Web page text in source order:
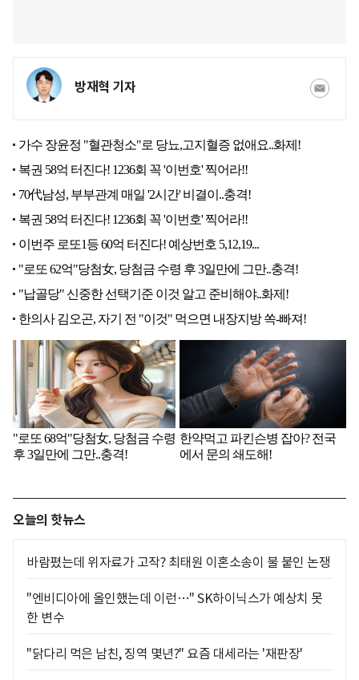
방재혁 기자
오늘의 핫뉴스
바람폈는데 위자료가 고작? 최태원 이혼소송이 불 붙인 논쟁
"엔비디아에 올인했는데 이런…" SK하이닉스가 예상치 못
한 변수
"닭다리 먹은 남친, 징역 몇년?" 요즘 대세라는 '재판장'